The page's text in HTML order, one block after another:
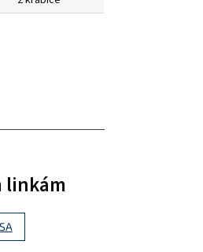
linkám